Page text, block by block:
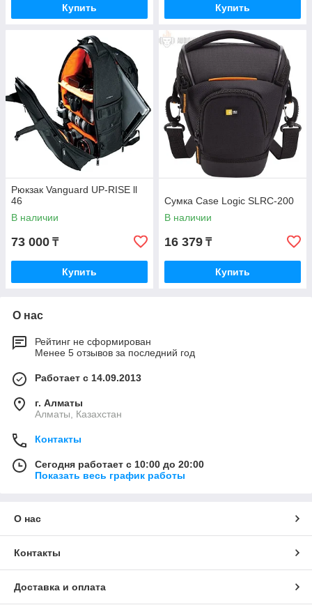
Купить Купить
Рюкзак Vanguard UP-RISE ll
46
В наличии
73 000 ₸
Купить
Сумка Case Logic SLRC-200
В наличии
16 379 ₸
Купить
О нас
Рейтинг не сформирован
Менее 5 отзывов за последний год
Работает с 14.09.2013
г. Алматы
Алматы, Казахстан
Контакты
Сегодня работает с 10:00 до 20:00
Показать весь график работы
О нас
Контакты
Доставка и оплата